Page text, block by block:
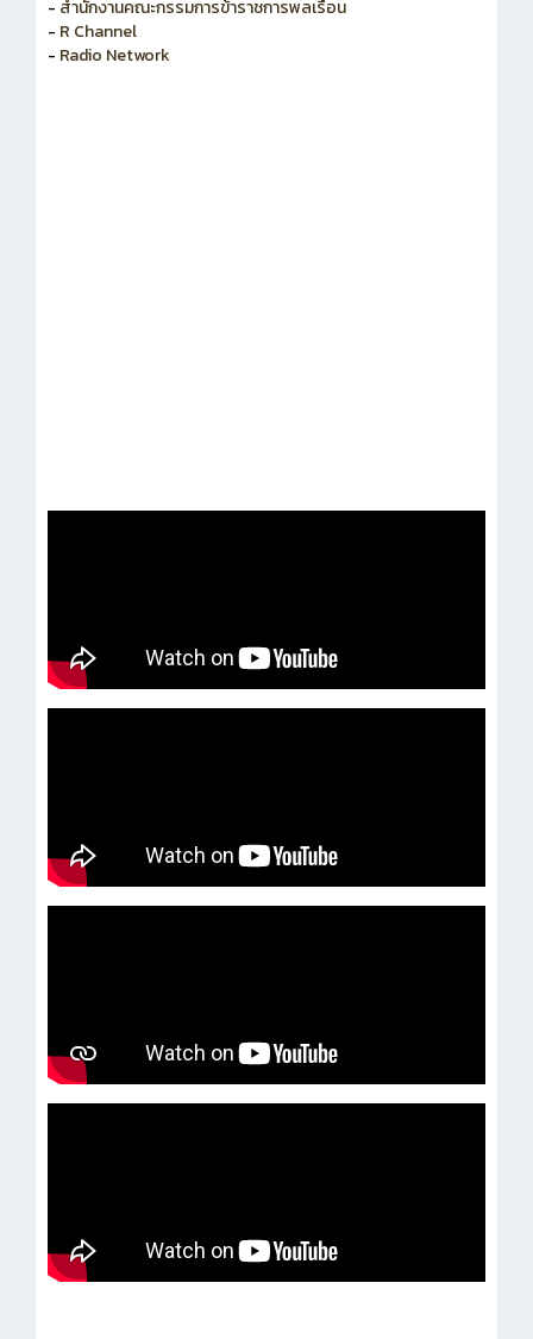
- สำนักงานคณะกรรมการข้าราชการพลเรือน
- R Channel
- Radio Network